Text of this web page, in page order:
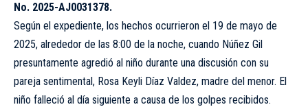
No. 2025-AJ0031378.
Según el expediente, los hechos ocurrieron el 19 de mayo de
2025, alrededor de las 8:00 de la noche, cuando Núñez Gil
presuntamente agredió al niño durante una discusión con su
pareja sentimental, Rosa Keyli Díaz Valdez, madre del menor. El
niño falleció al día siguiente a causa de los golpes recibidos.